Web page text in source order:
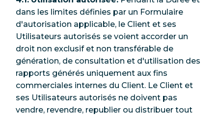
dans les limites définies par un Formulaire
d'autorisation applicable, le Client et ses
Utilisateurs autorisés se voient accorder un
droit non exclusif et non transférable de
génération, de consultation et d'utilisation des
rapports générés uniquement aux fins
commerciales internes du Client. Le Client et
ses Utilisateurs autorisés ne doivent pas
vendre, revendre, republier ou distribuer tout